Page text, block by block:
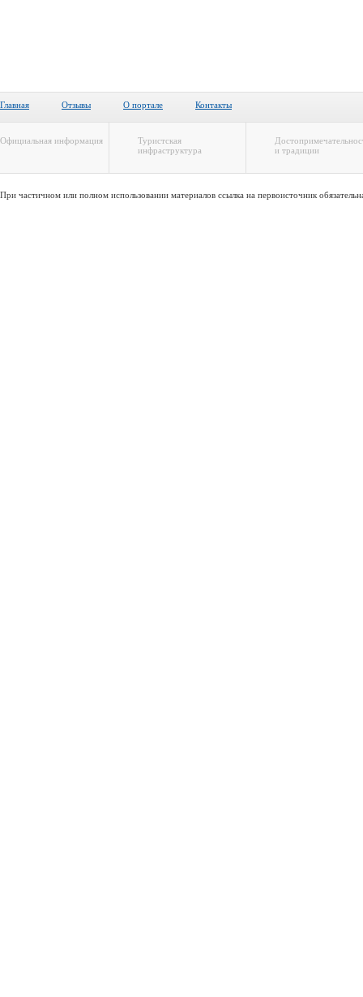
Главная Отзывы О портале Контакты
Официальная информация
Туристская
инфраструктура
и традиции
При частичном или полном использовании материалов ссылка на первоисточник